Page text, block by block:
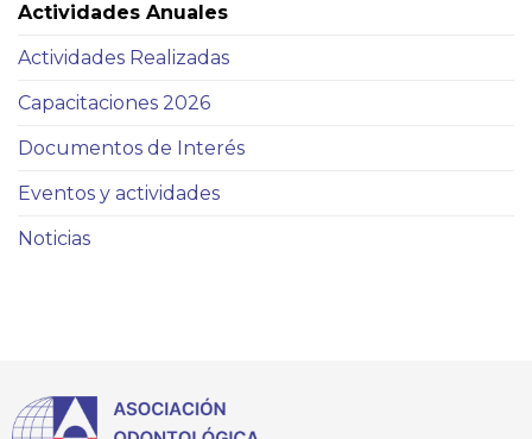
Actividades Anuales
Actividades Realizadas
Capacitaciones 2026
Documentos de Interés
Eventos y actividades
Noticias